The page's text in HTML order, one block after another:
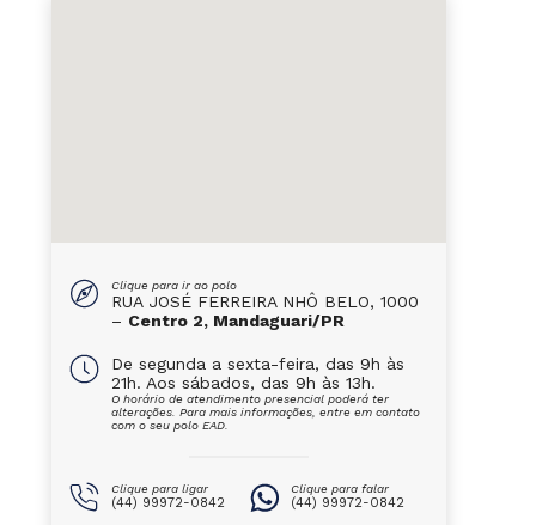
Clique para ir ao polo
RUA JOSÉ FERREIRA NHÔ BELO, 1000
– Centro 2, Mandaguari/PR
De segunda a sexta-feira, das 9h às
21h. Aos sábados, das 9h às 13h.
O horário de atendimento presencial poderá ter
alterações. Para mais informações, entre em contato
com o seu polo EAD.
Clique para ligar
(44) 99972-0842
Clique para falar
(44) 99972-0842